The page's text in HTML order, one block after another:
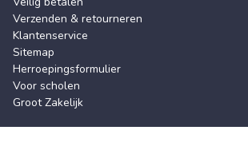
Verzenden & retourneren
Klantenservice
Sitemap
Herroepingsformulier
Voor scholen
Groot Zakelijk